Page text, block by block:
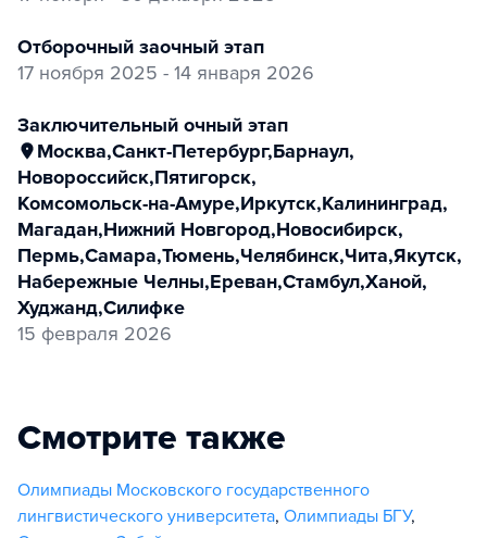
отборочный заочный этап
17 ноября 2025 - 14 января 2026
заключительный очный этап
Москва,Санкт-Петербург,Барнаул,
Новороссийск,Пятигорск,
Комсомольск-на-Амуре,Иркутск,Калининград,
Магадан,Нижний Новгород,Новосибирск,
Пермь,Самара,Тюмень,Челябинск,Чита,Якутск,
Набережные Челны,Ереван,Стамбул,Ханой,
Худжанд,Силифке
15 февраля 2026
Смотрите также
Олимпиады Московского государственного
лингвистического университета, Олимпиады БГУ,